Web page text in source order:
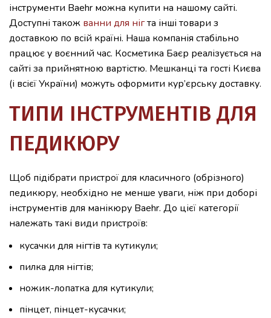
інструменти Baehr можна купити на нашому сайті.
Доступні також ванни для нігта інші товари з
доставкою по всій країні. Наша компанія стабільно
працює у воєнний час. Косметика Баєр реалізується на
сайті за прийнятною вартістю. Мешканці та гості Києва
(і всієї України) можуть оформити кур’єрську доставку.
ТИПИ ІНСТРУМЕНТІВ ДЛЯ
ПЕДИКЮРУ
Щоб підібрати пристрої для класичного (обрізного)
педикюру, необхідно не менше уваги, ніж при доборі
інструментів для манікюру Baehr. До цієї категорії
належать такі види пристроїв:
кусачки для нігтів та кутикули;
пилка для нігтів;
ножик-лопатка для кутикули;
пінцет, пінцет-кусачки;